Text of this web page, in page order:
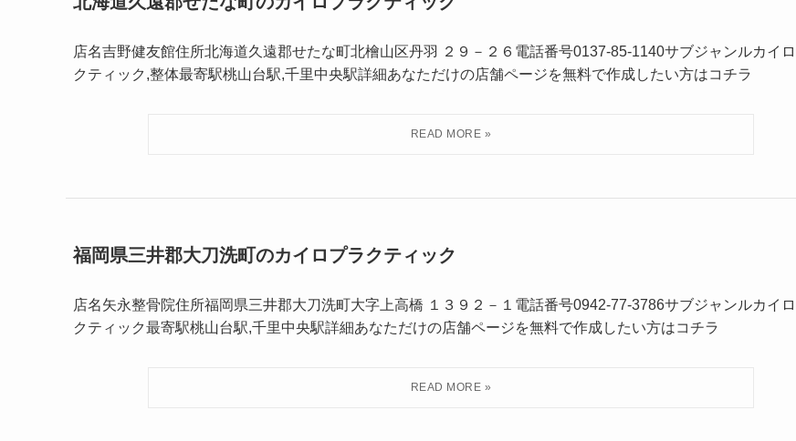
店名吉野健友館住所北海道久遠郡せたな町北檜山区丹羽 ２９－２６電話番号0137-85-1140サブジャンルカイ
クティック,整体最寄駅桃山台駅,千里中央駅詳細あなただけの店舗ページを無料で作成したい方はコチラ
福岡県三井郡大刀洗町のカイロプラクティック
店名矢永整骨院住所福岡県三井郡大刀洗町大字上高橋 １３９２－１電話番号0942-77-3786サブジャンルカイ
クティック最寄駅桃山台駅,千里中央駅詳細あなただけの店舗ページを無料で作成したい方はコチラ